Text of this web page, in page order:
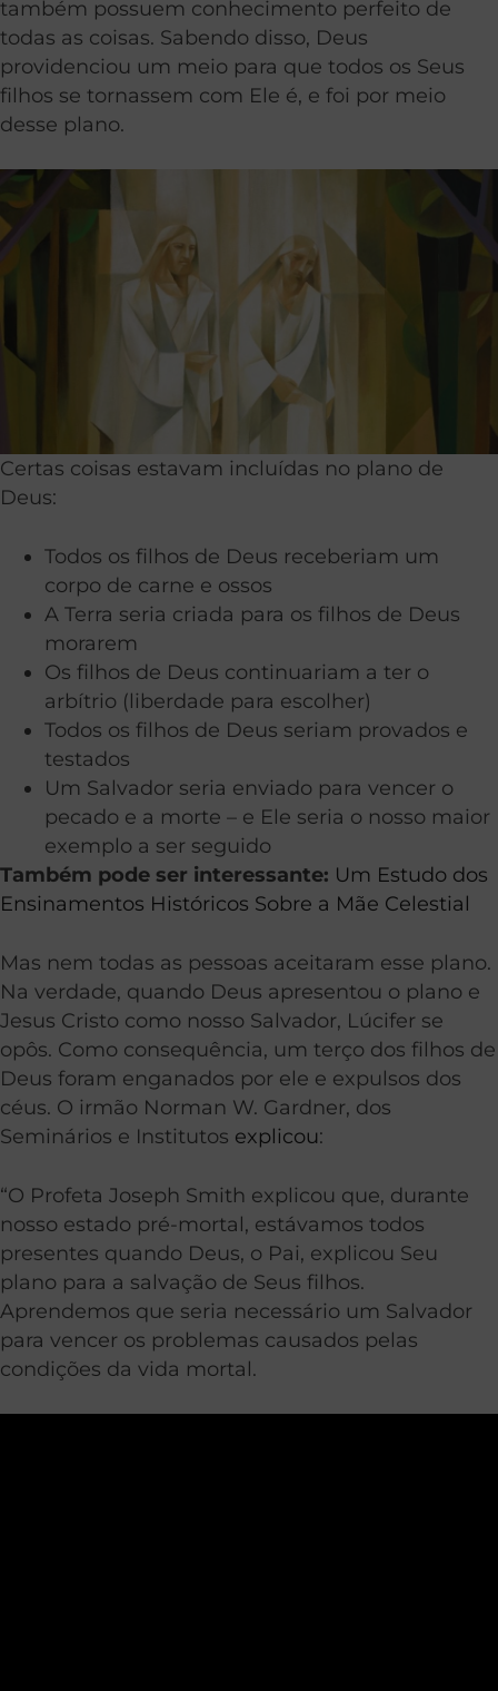
também possuem conhecimento perfeito de
todas as coisas. Sabendo disso, Deus
providenciou um meio para que todos os Seus
filhos se tornassem com Ele é, e foi por meio
desse plano.
Certas coisas estavam incluídas no plano de
Deus:
Todos os filhos de Deus receberiam um
corpo de carne e ossos
A Terra seria criada para os filhos de Deus
morarem
Os filhos de Deus continuariam a ter o
arbítrio (liberdade para escolher)
Todos os filhos de Deus seriam provados e
testados
Um Salvador seria enviado para vencer o
pecado e a morte – e Ele seria o nosso maior
exemplo a ser seguido
Também pode ser interessante: Um Estudo dos
Ensinamentos Históricos Sobre a Mãe Celestial
Mas nem todas as pessoas aceitaram esse plano.
Na verdade, quando Deus apresentou o plano e
Jesus Cristo como nosso Salvador, Lúcifer se
opôs. Como consequência, um terço dos filhos de
Deus foram enganados por ele e expulsos dos
céus. O irmão Norman W. Gardner, dos
Seminários e Institutos explicou:
“O Profeta Joseph Smith explicou que, durante
nosso estado pré-mortal, estávamos todos
presentes quando Deus, o Pai, explicou Seu
plano para a salvação de Seus filhos.
Aprendemos que seria necessário um Salvador
para vencer os problemas causados pelas
condições da vida mortal.